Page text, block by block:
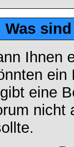
Was
Ihnen
eine
nicht